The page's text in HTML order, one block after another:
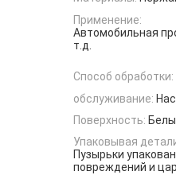
Применение:
Автомобильная
т.д.
Способ обработки:
обслуживание:
Поверхность:
Упаковывая
Пузырьки
повреждений и